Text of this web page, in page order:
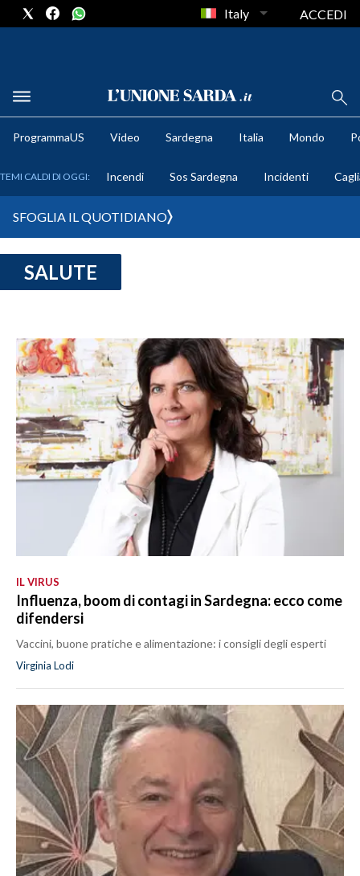
METEO
CRONACA SARDEGNA
SULCIS IGLESIENTE
MEDIO CAMPIDANO
ORISTANO E PROVINCIA
SASSARI E PROVINCIA
GALLURA
NUORO E PROVINCIA
CRONACA
ITALIA
MONDO
POLITICA
SERVIZI ALLE IMPRESE
LAVORO
BANDI
SPORT IN SARDEGNA
SPORT
RISULTATI E CLASSIFICHE
Italy ACCEDI
ProgrammaUS Video Sardegna Italia Mondo
TEMI CALDI DI OGGI: Incendi Sos Sardegna Incidenti
SFOGLIA IL QUOTIDIANO
SALUTE
IL VIRUS
Influenza, boom di contagi in Sardegna: ecco come
difendersi
Vaccini, buone pratiche e alimentazione: i consigli degli esperti
Virginia Lodi